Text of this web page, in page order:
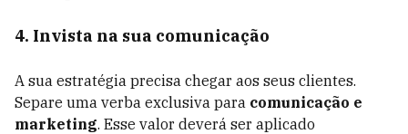
4. Invista na sua comunicação
A sua estratégia precisa chegar aos seus clientes.
Separe uma verba exclusiva para comunicação e
marketing. Esse valor deverá ser aplicado